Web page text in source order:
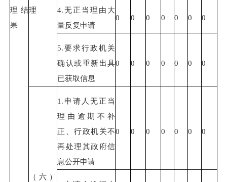
理结
果
理
4.无正当理由大
量反复申请
0 0 0 0 0 0 0
5.要求行政机关
确认或重新出具
已获取信息
0 0 0 0 0 0 0
（六）
1.申请人无正当
理由逾期不补
正、行政机关不
再处理其政府信
息公开申请
0 0 0 0 0 0 0